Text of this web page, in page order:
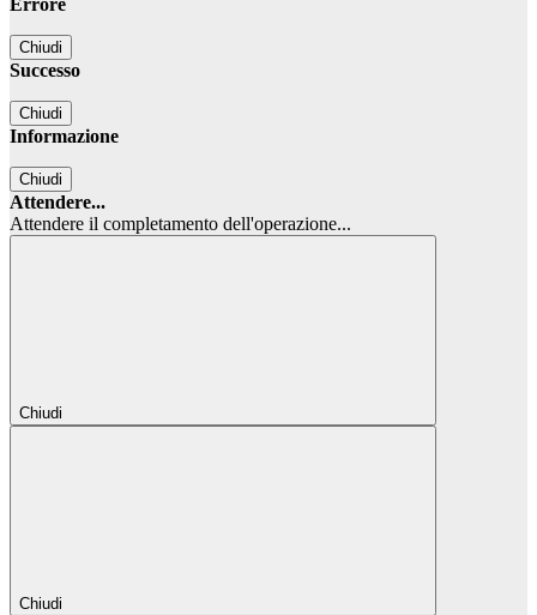
Errore
Chiudi
Successo
Chiudi
Informazione
Chiudi
Attendere...
Attendere il completamento dell'operazione...
Chiudi
Chiudi